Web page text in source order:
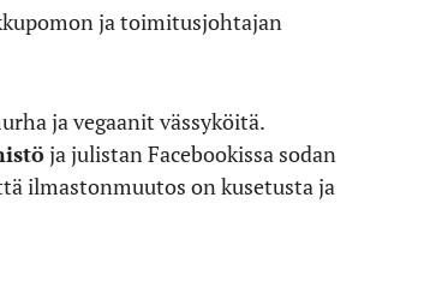
ja toimitusjohtajan
ja vegaanit vässyköitä.
ja julistan Facebookissa sodan
ilmastonmuutos on kusetusta ja